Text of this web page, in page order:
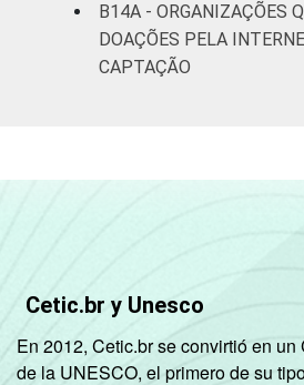
B14A - ORGANIZAÇÕES
DOAÇÕES PELA
CAPTAÇÃO
Cetic.br y Unesco
En 2012, Cetic.br se convirtió en
de la UNESCO, el primero de su